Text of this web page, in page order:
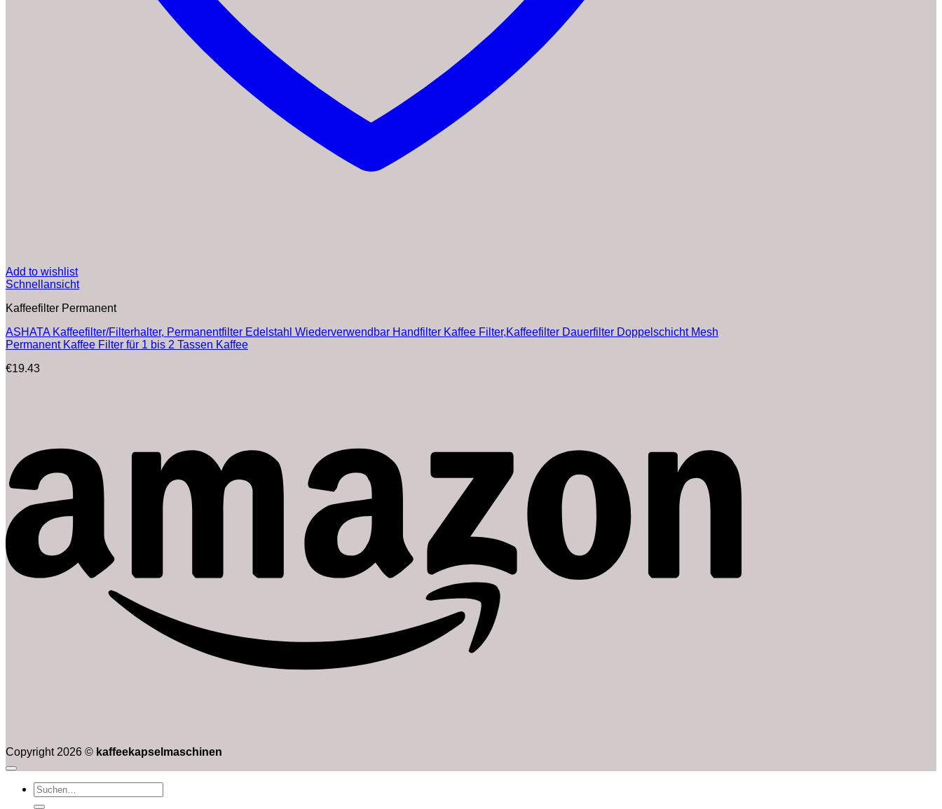
Add to wishlist
Schnellansicht
Kaffeefilter Permanent
ASHATA Kaffeefilter/Filterhalter, Permanentfilter Edelstahl Wiederverwendbar Handfilter Kaffee Filter,Kaffeefilter Dauerfilter Doppelschicht Mesh
Permanent Kaffee Filter für 1 bis 2 Tassen Kaffee
€19.43
Copyright 2026 © kaffeekapselmaschinen
Suchen
nach: